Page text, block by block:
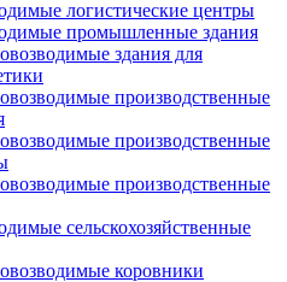
логистические центры
промышленные здания
здания для
производственные
производственные
производственные
сельскохозяйственные
коровники